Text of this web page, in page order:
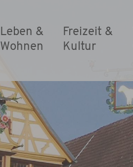
Leben &
Wohnen
Freizeit &
Kultur